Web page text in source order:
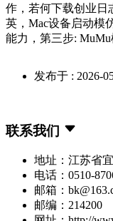
作，若何下载创业日
英，Mac设备启动模
能力，第三步:
发布于 : 2026-
联系我们
地址：江苏省
电话：0510-
邮箱：
邮编：214200